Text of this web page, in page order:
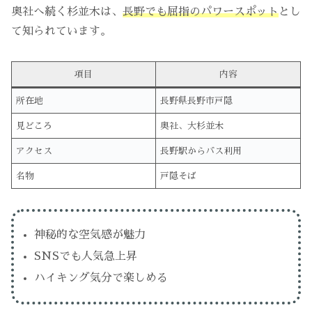
奥社へ続く杉並木は、 長野でも屈指のパワースポットとし
て知られています。
項目 内容
所在地 長野県長野市戸隠
見どころ 奥社、大杉並木
アクセス 長野駅からバス利用
名物 戸隠そば
神秘的な空気感が魅力
SNSでも人気急上昇
ハイキング気分で楽しめる